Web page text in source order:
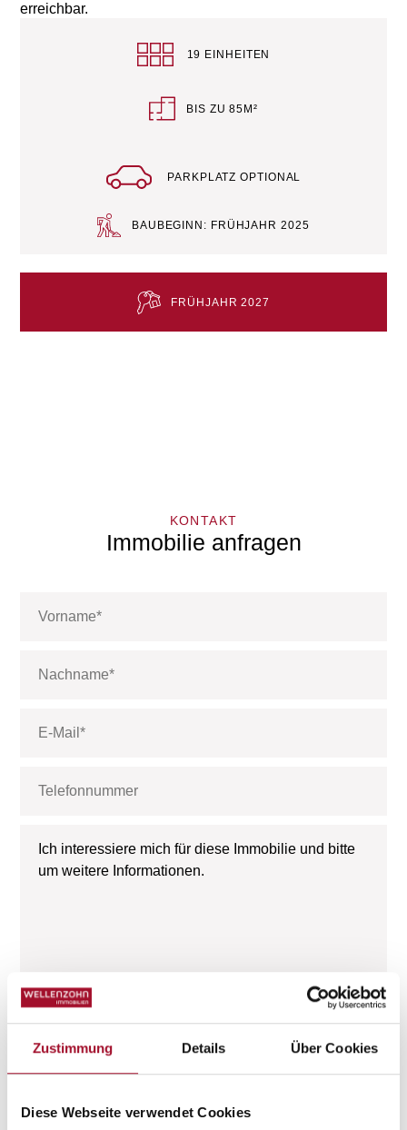
Zustimmung Details Über Cookies
Diese Webseite verwendet Cookies
erreichbar.
19 EINHEITEN
BIS ZU 85M²
PARKPLATZ OPTIONAL
BAUBEGINN: FRÜHJAHR 2025
FRÜHJAHR 2027
KONTAKT
Immobilie anfragen